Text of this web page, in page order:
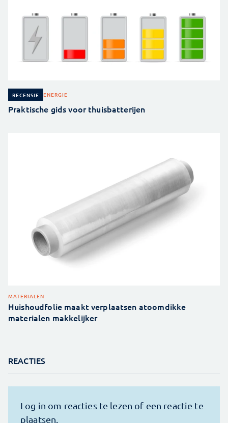
RECENSIE ENERGIE
Praktische gids voor thuisbatterijen
MATERIALEN
Huishoudfolie maakt verplaatsen atoomdikke
materialen makkelijker
REACTIES